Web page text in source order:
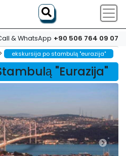
& WhatsApp +90 506 764 09 07
> ekskursija po stambulą "eurazija"
"Eurazija"